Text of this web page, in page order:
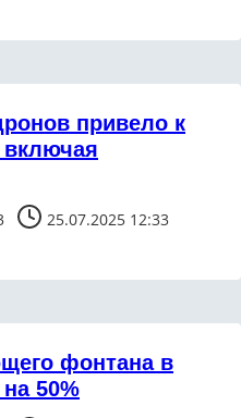
привело к
включая
25.07.2025 12:33
фонтана в
50%